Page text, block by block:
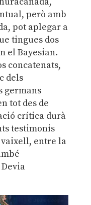
però amb
pot aplegar a
tingues dos
el Bayesian.
concatenats,
dels
germans
tot des de
crítica durà
testimonis
entre la